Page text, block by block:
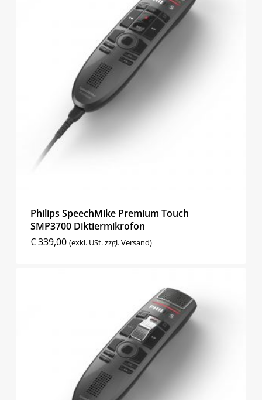
Philips SpeechMike Premium Touch
SMP3700 Diktiermikrofon
€339,00 (exkl. USt. zzgl. Versand)